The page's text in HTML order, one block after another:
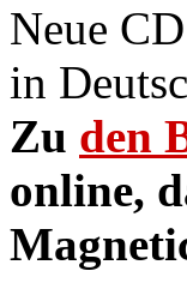
Neue
in
Zu den
online,